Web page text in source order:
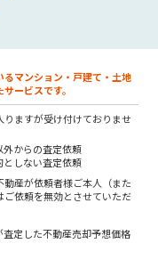
マンション・戸建て・土地
ービスです。
ますが受け付けておりませ
からの査定依頼
しない査定依頼
産が依頼者様ご本人（また
依頼を無効とさせていただ
定した不動産売却予想価格